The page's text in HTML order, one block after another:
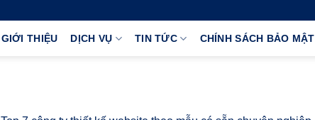
GIỚI THIỆU DỊCH VỤ TIN TỨC CHÍNH SÁCH BẢO MẬT